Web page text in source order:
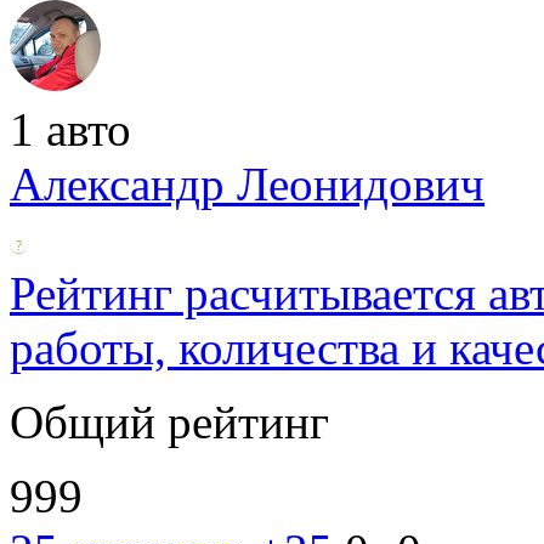
1 авто
Александр Леонидович
Рейтинг расчитывается
работы, количества и
Общий рейтинг
999